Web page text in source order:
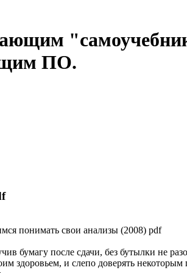
ПО.
бумагу после сдачи, без бутылки не
здоровьем, и слепо доверять